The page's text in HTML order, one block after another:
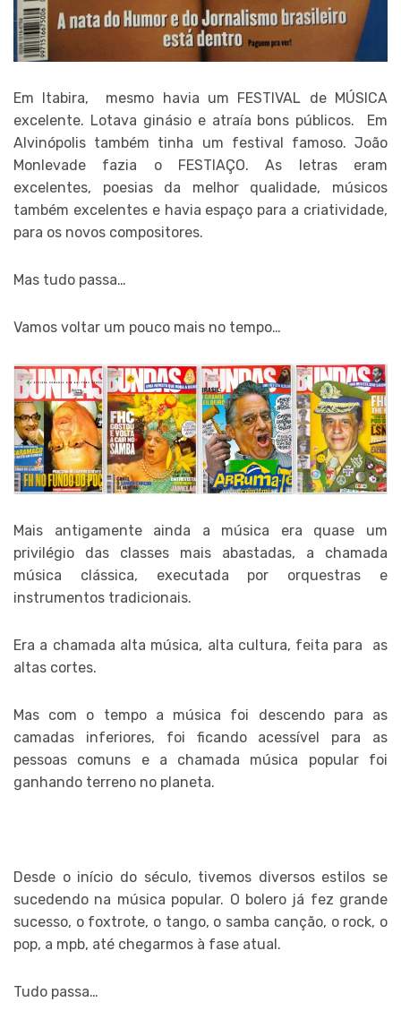
Em Itabira, mesmo havia um FESTIVAL de MÚSICA
excelente. Lotava ginásio e atraía bons públicos. Em
Alvinópolis também tinha um festival famoso. João
Monlevade fazia o FESTIAÇO. As letras eram
excelentes, poesias da melhor qualidade, músicos
também excelentes e havia espaço para a criatividade,
para os novos compositores.
Mas tudo passa…
Vamos voltar um pouco mais no tempo…
Mais antigamente ainda a música era quase um
privilégio das classes mais abastadas, a chamada
música clássica, executada por orquestras e
instrumentos tradicionais.
Era a chamada alta música, alta cultura, feita para as
altas cortes.
Mas com o tempo a música foi descendo para as
camadas inferiores, foi ficando acessível para as
pessoas comuns e a chamada música popular foi
ganhando terreno no planeta.
Desde o início do século, tivemos diversos estilos se
sucedendo na música popular. O bolero já fez grande
sucesso, o foxtrote, o tango, o samba canção, o rock, o
pop, a mpb, até chegarmos à fase atual.
Tudo passa…